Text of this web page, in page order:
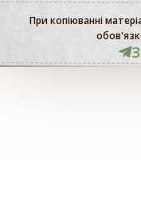
При копіюванні